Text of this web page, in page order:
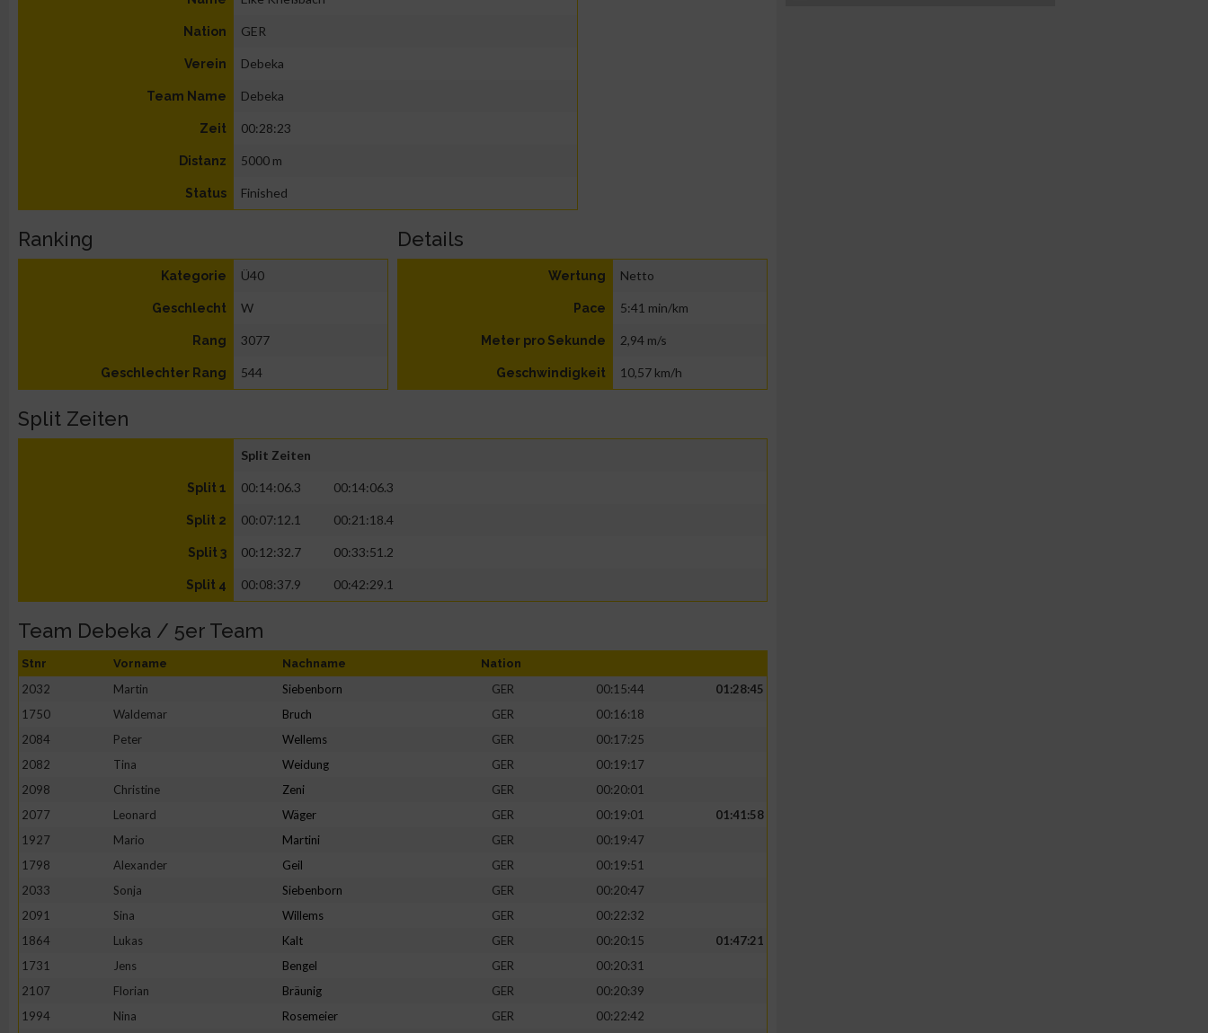
Nation GER
Verein Debeka
Team Name Debeka
Zeit 00:28:23
Distanz 5000 m
Status Finished
Ranking
Kategorie Ü40
Geschlecht W
Rang 3077
Geschlechter Rang 544
Details
Wertung Netto
Pace 5:41 min/km
Meter pro Sekunde 2,94 m/s
Geschwindigkeit 10,57 km/h
Split Zeiten
Split Zeiten
Split 1 00:14:06.3 00:14:06.3
Split 2 00:07:12.1 00:21:18.4
Split 3 00:12:32.7 00:33:51.2
Split 4 00:08:37.9 00:42:29.1
Team Debeka / 5er Team
Stnr Vorname Nachname Nation
2032 Martin Siebenborn GER 00:15:44
01:28:45
1750
Waldemar Bruch GER
00:16:18
2084
Peter Wellems GER
00:17:25
2082
Tina Weidung GER
00:19:17
2098
Christine Zeni GER
00:20:01
2077
Leonard Wäger GER 00:19:01
01:41:58
1927
Mario Martini GER
00:19:47
1798
Alexander Geil GER
00:19:51
2033
Sonja Siebenborn GER
00:20:47
2091
Sina Willems GER
00:22:32
1864
Lukas Kalt GER 00:20:15
01:47:21
1731
Jens Bengel GER
00:20:31
2107
Florian Bräunig GER
00:20:39
1994
Nina Rosemeier GER
00:22:42